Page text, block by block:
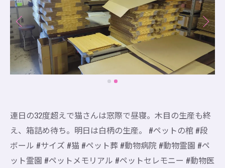
連日の32度超えで猫さんは窓際で昼寝。木目の生産も終
え、箱詰め待ち。明日は白柄の生産。 #ペットの棺 #段
ボール #サイズ #猫 #ペット葬 #動物病院 #動物霊園 #ペ
ット霊園 #ペットメモリアル #ペットセレモニー #動物医